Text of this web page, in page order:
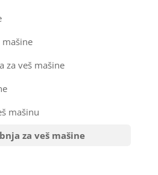
mašine
za veš mašine
mašinu
za veš mašine